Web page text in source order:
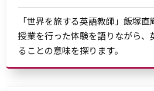
「世界を旅する英語教師」飯塚
授業を行った体験を語りながら、
ることの意味を探ります。